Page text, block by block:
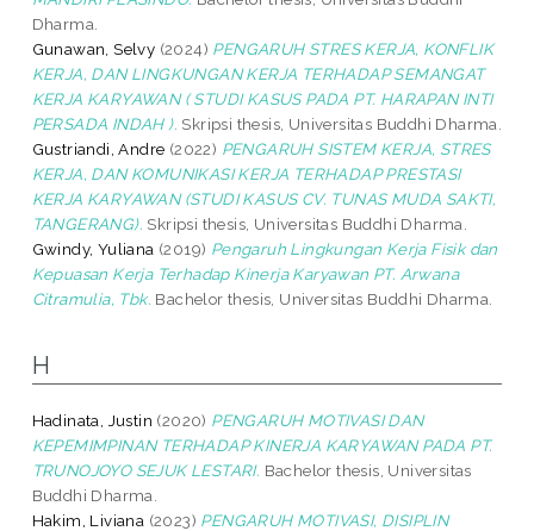
Dharma.
Gunawan, Selvy (2024) PENGARUH STRES KERJA, KONFLIK
KERJA, DAN LINGKUNGAN KERJA TERHADAP SEMANGAT
KERJA KARYAWAN ( STUDI KASUS PADA PT. HARAPAN INTI
PERSADA INDAH ). Skripsi thesis, Universitas Buddhi Dharma.
Gustriandi, Andre (2022) PENGARUH SISTEM KERJA, STRES
KERJA, DAN KOMUNIKASI KERJA TERHADAP PRESTASI
KERJA KARYAWAN (STUDI KASUS CV. TUNAS MUDA SAKTI,
TANGERANG). Skripsi thesis, Universitas Buddhi Dharma.
Gwindy, Yuliana (2019) Pengaruh Lingkungan Kerja Fisik dan
Kepuasan Kerja Terhadap Kinerja Karyawan PT. Arwana
Citramulia, Tbk. Bachelor thesis, Universitas Buddhi Dharma.
H
Hadinata, Justin (2020) PENGARUH MOTIVASI DAN
KEPEMIMPINAN TERHADAP KINERJA KARYAWAN PADA PT.
TRUNOJOYO SEJUK LESTARI. Bachelor thesis, Universitas
Buddhi Dharma.
Hakim, Liviana (2023) PENGARUH MOTIVASI, DISIPLIN